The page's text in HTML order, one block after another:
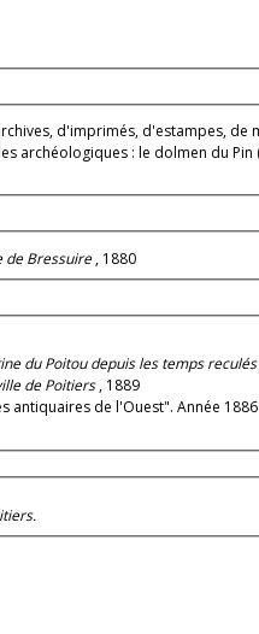
d'estampes, de monnaies, de
archéologiques : le dolmen du
de Bressuire, 1880
du Poitou depuis les temps
de Poitiers, 1889
antiquaires de l'Ouest". Année 1886